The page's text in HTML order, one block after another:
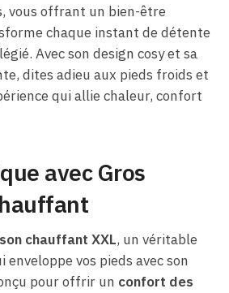
vous offrant un bien-être
chaque instant de détente
Avec son design cosy et sa
dites adieu aux pieds froids et
qui allie chaleur, confort
avec Gros
chauffant XXL, un véritable
enveloppe vos pieds avec son
pour offrir un confort des